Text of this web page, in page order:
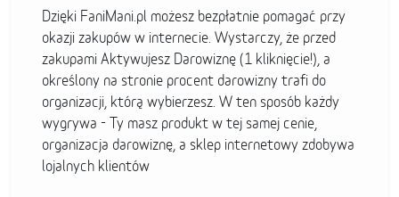
Dzięki FaniMani.pl możesz bezpłatnie pomagać przy
okazji zakupów w internecie. Wystarczy, że przed
zakupami Aktywujesz Darowiznę (1 kliknięcie!), a
określony na stronie procent darowizny trafi do
organizacji, którą wybierzesz. W ten sposób każdy
wygrywa - Ty masz produkt w tej samej cenie,
organizacja darowiznę, a sklep internetowy zdobywa
lojalnych klientów